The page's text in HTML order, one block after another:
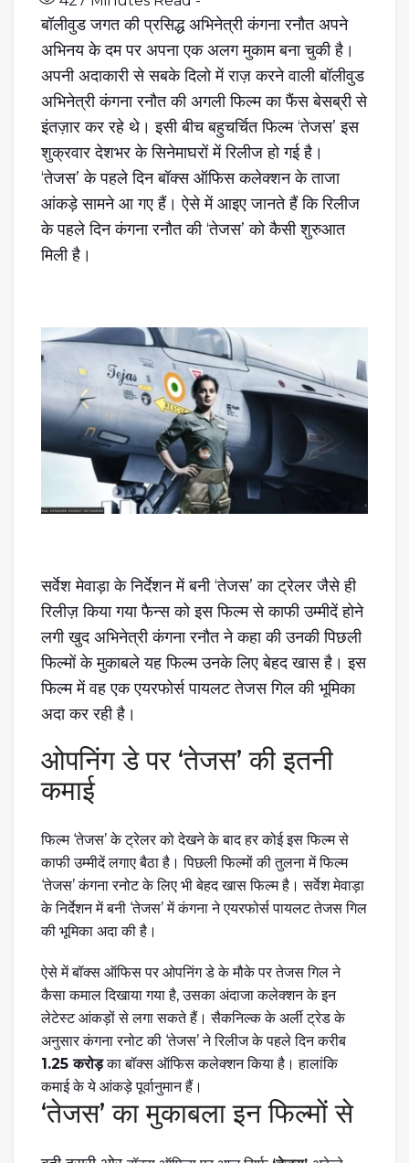
बॉलीवुड जगत की प्रसिद्ध अभिनेत्री कंगना रनौत अपने
अभिनय के दम पर अपना एक अलग मुकाम बना चुकी है।
अपनी अदाकारी से सबके दिलो में राज़ करने वाली बॉलीवुड
अभिनेत्री कंगना रनौत की अगली फिल्म का फैंस बेसब्री से
इंतज़ार कर रहे थे। इसी बीच बहुचर्चित फिल्म ‘तेजस’ इस
शुक्रवार देशभर के सिनेमाघरों में रिलीज हो गई है।
‘तेजस’ के पहले दिन बॉक्स ऑफिस कलेक्शन के ताजा
आंकड़े सामने आ गए हैं। ऐसे में आइए जानते हैं कि रिलीज
के पहले दिन कंगना रनौत की ‘तेजस’ को कैसी शुरुआत
मिली है।
सर्वेश मेवाड़ा के निर्देशन में बनी ‘तेजस’ का ट्रेलर जैसे ही
रिलीज़ किया गया फैन्स को इस फिल्म से काफी उम्मीदें होने
लगी खुद अभिनेत्री कंगना रनौत ने कहा की उनकी पिछली
फिल्मों के मुकाबले यह फिल्म उनके लिए बेहद खास है। इस
फिल्म में वह एक एयरफोर्स पायलट तेजस गिल की भूमिका
अदा कर रही है।
ओपनिंग डे पर ‘तेजस’ की इतनी
कमाई
फिल्म ‘तेजस’ के ट्रेलर को देखने के बाद हर कोई इस फिल्म से
काफी उम्मीदें लगाए बैठा है। पिछली फिल्मों की तुलना में फिल्म
‘तेजस’ कंगना रनोट के लिए भी बेहद खास फिल्म है। सर्वेश मेवाड़ा
के निर्देशन में बनी ‘तेजस’ में कंगना ने एयरफोर्स पायलट तेजस गिल
की भूमिका अदा की है।
ऐसे में बॉक्स ऑफिस पर ओपनिंग डे के मौके पर तेजस गिल ने
कैसा कमाल दिखाया गया है, उसका अंदाजा कलेक्शन के इन
लेटेस्ट आंकड़ों से लगा सकते हैं। सैकनिल्क के अर्ली ट्रेड के
1.25 करोड़का बॉक्स ऑफिस कलेक्शन किया है। हालांकि
कमाई के ये आंकड़े पूर्वानुमान हैं।
‘तेजस’ का मुकाबला इन फिल्मों से